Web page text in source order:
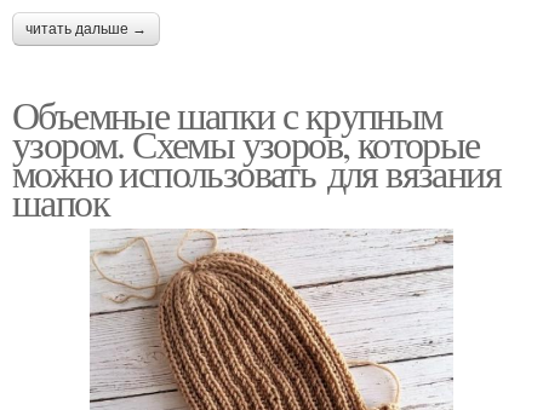
читать дальше →
Объемные шапки с крупным
узором. Схемы узоров, которые
можно использовать для вязания
шапок